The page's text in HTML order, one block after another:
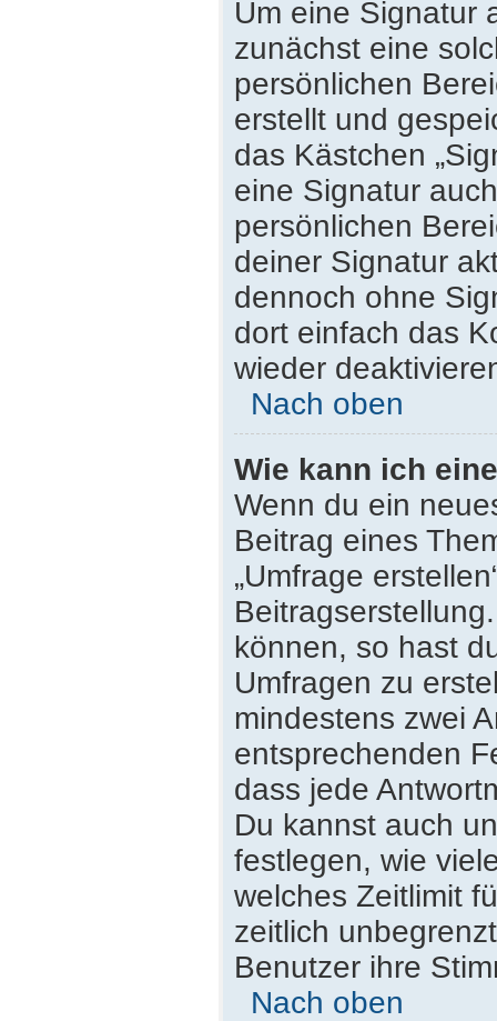
Um eine Signatur
zunächst eine
persönlichen
erstellt und
das Kästchen
eine Signatur
persönlichen
deiner Signatur
dennoch ohne
dort einfach das
wieder
Nach oben
Wie kann ich
Wenn du ein
Beitrag eines
„Umfrage
können, so hast
Umfragen zu
mindestens zwei
entsprechenden
dass jede
Du kannst auch
festlegen, wie
welches Zeitlimit
zeitlich
Benutzer ihre
Nach oben